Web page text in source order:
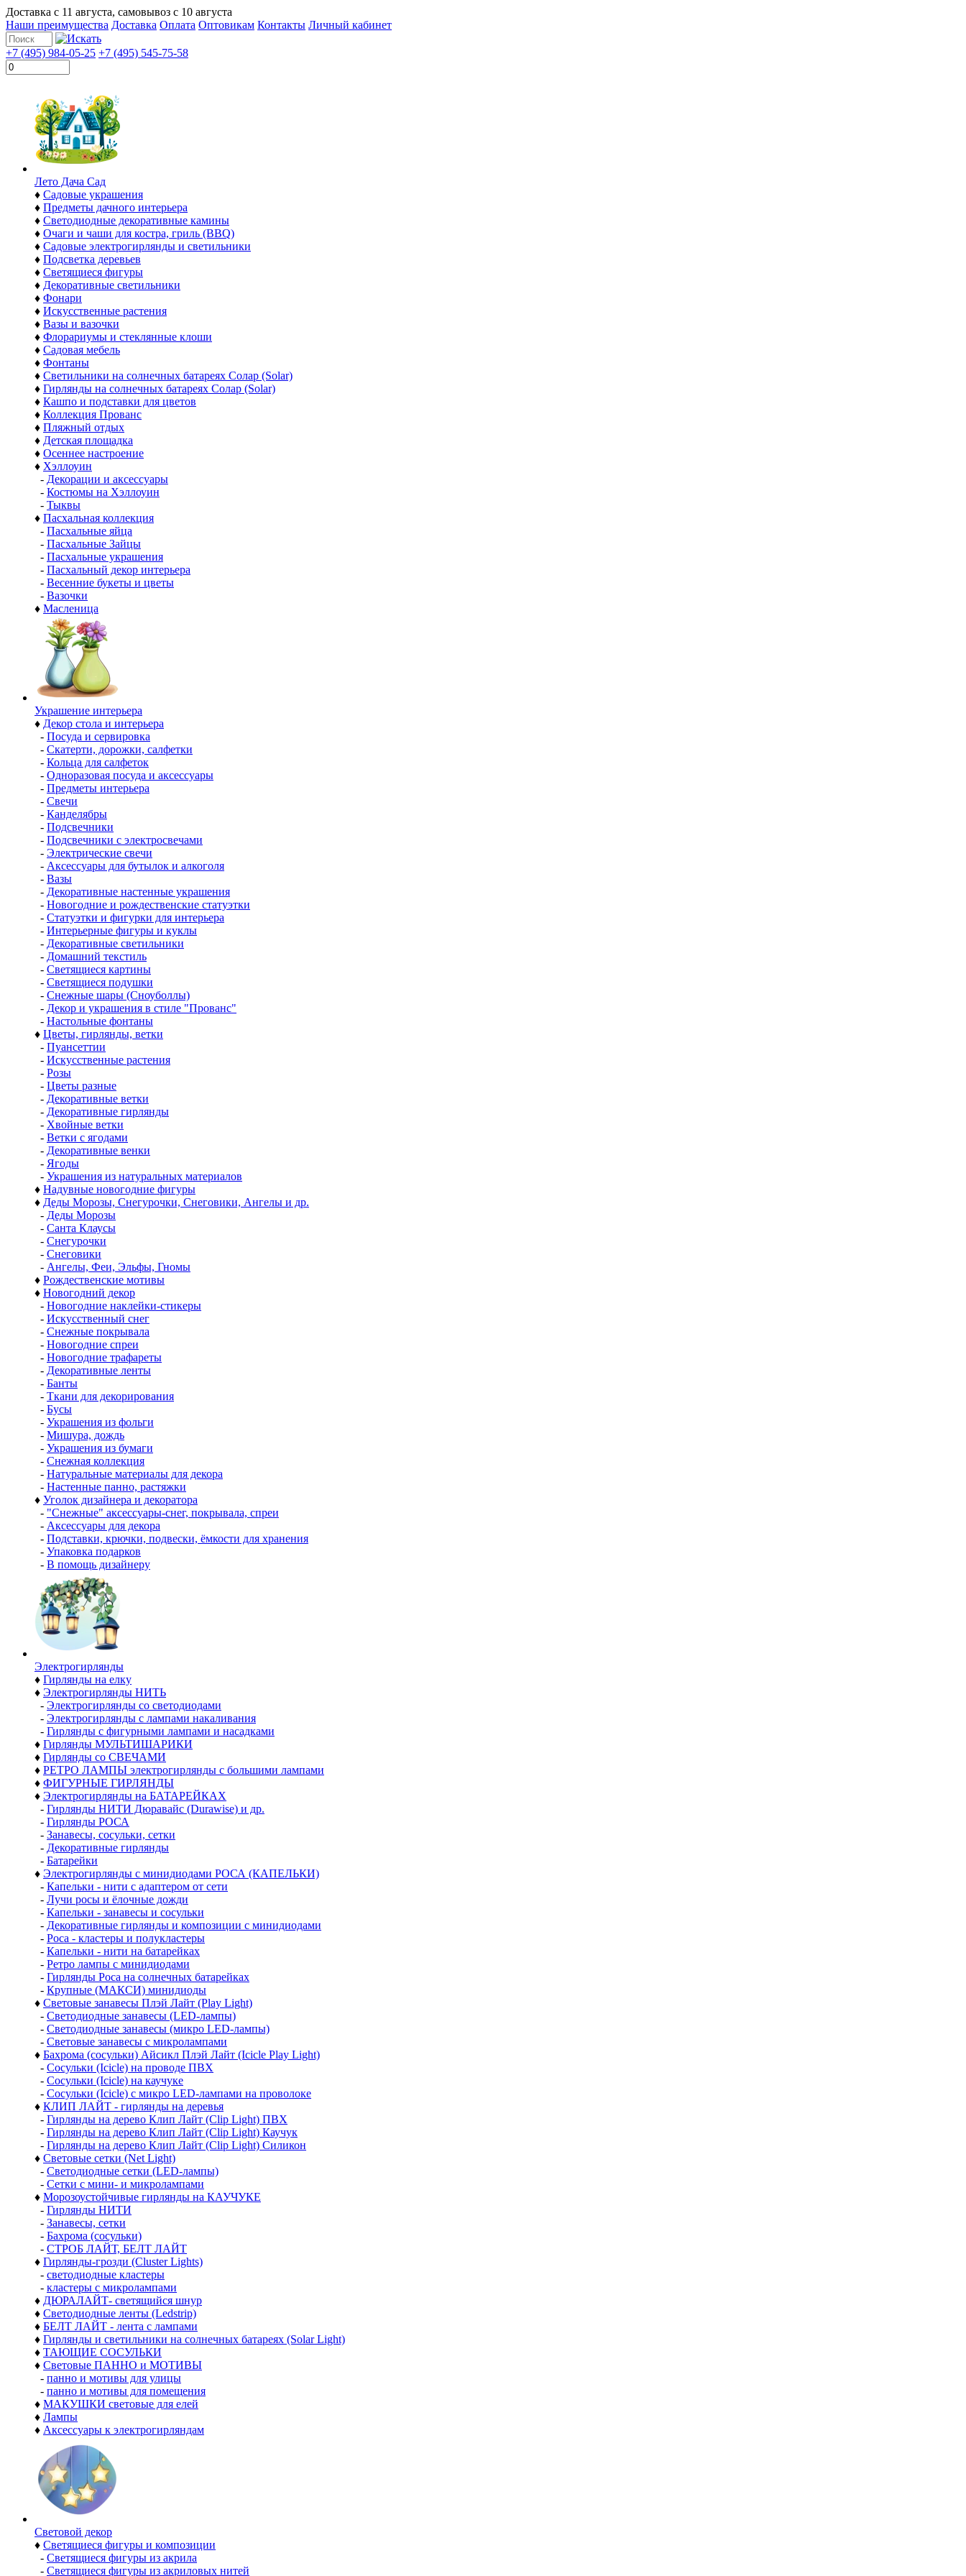
Доставка с 11 августа, самовывоз с 10 августа
Наши преимущества Доставка Оплата Оптовикам Контакты Личный кабинет
+7 (495) 984-05-25 +7 (495) 545-75-58
Лето Дача Сад
♦ Садовые украшения
♦ Предметы дачного интерьера
♦ Светодиодные декоративные камины
♦ Очаги и чаши для костра, гриль (BBQ)
♦ Садовые электрогирлянды и светильники
♦ Подсветка деревьев
♦ Светящиеся фигуры
♦ Декоративные светильники
♦ Фонари
♦ Искусственные растения
♦ Вазы и вазочки
♦ Флорариумы и стеклянные клоши
♦ Садовая мебель
♦ Фонтаны
♦ Светильники на солнечных батареях Солар (Solar)
♦ Гирлянды на солнечных батареях Солар (Solar)
♦ Кашпо и подставки для цветов
♦ Коллекция Прованс
♦ Пляжный отдых
♦ Детская площадка
♦ Осеннее настроение
♦ Хэллоуин
- Декорации и аксессуары
- Костюмы на Хэллоуин
- Тыквы
♦ Пасхальная коллекция
- Пасхальные яйца
- Пасхальные Зайцы
- Пасхальные украшения
- Пасхальный декор интерьера
- Весенние букеты и цветы
- Вазочки
♦ Масленица
Украшение интерьера
♦ Декор стола и интерьера
- Посуда и сервировка
- Скатерти, дорожки, салфетки
- Кольца для салфеток
- Одноразовая посуда и аксессуары
- Предметы интерьера
- Свечи
- Канделябры
- Подсвечники
- Подсвечники с электросвечами
- Электрические свечи
- Аксессуары для бутылок и алкоголя
- Вазы
- Декоративные настенные украшения
- Новогодние и рождественские статуэтки
- Статуэтки и фигурки для интерьера
- Интерьерные фигуры и куклы
- Декоративные светильники
- Домашний текстиль
- Светящиеся картины
- Светящиеся подушки
- Снежные шары (Сноуболлы)
- Декор и украшения в стиле "Прованс"
- Настольные фонтаны
♦ Цветы, гирлянды, ветки
- Пуансеттии
- Искусственные растения
- Розы
- Цветы разные
- Декоративные ветки
- Декоративные гирлянды
- Хвойные ветки
- Ветки с ягодами
- Декоративные венки
- Ягоды
- Украшения из натуральных материалов
♦ Надувные новогодние фигуры
♦ Деды Морозы, Снегурочки, Снеговики, Ангелы и др.
- Деды Морозы
- Санта Клаусы
- Снегурочки
- Снеговики
- Ангелы, Феи, Эльфы, Гномы
♦ Рождественские мотивы
♦ Новогодний декор
- Новогодние наклейки-стикеры
- Искусственный снег
- Снежные покрывала
- Новогодние спреи
- Новогодние трафареты
- Декоративные ленты
- Банты
- Ткани для декорирования
- Бусы
- Украшения из фольги
- Мишура, дождь
- Украшения из бумаги
- Снежная коллекция
- Натуральные материалы для декора
- Настенные панно, растяжки
♦ Уголок дизайнера и декоратора
- "Снежные" аксессуары-снег, покрывала, спреи
- Аксессуары для декора
- Подставки, крючки, подвески, ёмкости для хранения
- Упаковка подарков
- В помощь дизайнеру
Электро­гирлянды
♦ Гирлянды на елку
♦ Электрогирлянды НИТЬ
- Электрогирлянды со светодиодами
- Электрогирлянды с лампами накаливания
- Гирлянды с фигурными лампами и насадками
♦ Гирлянды МУЛЬТИШАРИКИ
♦ Гирлянды со СВЕЧАМИ
♦ РЕТРО ЛАМПЫ электрогирлянды с большими лампами
♦ ФИГУРНЫЕ ГИРЛЯНДЫ
♦ Электрогирлянды на БАТАРЕЙКАХ
- Гирлянды НИТИ Дюравайс (Durawise) и др.
- Гирлянды РОСА
- Занавесы, сосульки, сетки
- Декоративные гирлянды
- Батарейки
♦ Электрогирлянды с минидиодами РОСА (КАПЕЛЬКИ)
- Капельки - нити с адаптером от сети
- Лучи росы и ёлочные дожди
- Капельки - занавесы и сосульки
- Декоративные гирлянды и композиции с минидиодами
- Роса - кластеры и полукластеры
- Капельки - нити на батарейках
- Ретро лампы с минидиодами
- Гирлянды Роса на солнечных батарейках
- Крупные (МАКСИ) минидиоды
♦ Световые занавесы Плэй Лайт (Play Light)
- Светодиодные занавесы (LED-лампы)
- Светодиодные занавесы (микро LED-лампы)
- Световые занавесы с микролампами
♦ Бахрома (сосульки) Айсикл Плэй Лайт (Icicle Play Light)
- Сосульки (Icicle) на проводе ПВХ
- Сосульки (Icicle) на каучуке
- Сосульки (Icicle) с микро LED-лампами на проволоке
♦ КЛИП ЛАЙТ - гирлянды на деревья
- Гирлянды на дерево Клип Лайт (Clip Light) ПВХ
- Гирлянды на дерево Клип Лайт (Clip Light) Каучук
- Гирлянды на дерево Клип Лайт (Clip Light) Силикон
♦ Световые сетки (Net Light)
- Светодиодные сетки (LED-лампы)
- Сетки с мини- и микролампами
♦ Морозоустойчивые гирлянды на КАУЧУКЕ
- Гирлянды НИТИ
- Занавесы, сетки
- Бахрома (сосульки)
- СТРОБ ЛАЙТ, БЕЛТ ЛАЙТ
♦ Гирлянды-грозди (Cluster Lights)
- светодиодные кластеры
- кластеры с микролампами
♦ ДЮРАЛАЙТ- светящийся шнур
♦ Светодиодные ленты (Ledstrip)
♦ БЕЛТ ЛАЙТ - лента с лампами
♦ Гирлянды и светильники на солнечных батареях (Solar Light)
♦ ТАЮЩИЕ СОСУЛЬКИ
♦ Световые ПАННО и МОТИВЫ
- панно и мотивы для улицы
- панно и мотивы для помещения
♦ МАКУШКИ световые для елей
♦ Лампы
♦ Аксессуары к электрогирляндам
Световой декор
♦ Светящиеся фигуры и композиции
- Светящиеся фигуры из акрила
- Светящиеся фигуры из акриловых нитей